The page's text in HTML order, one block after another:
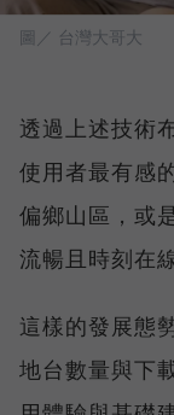
圖／ 台灣大哥大
透過上述技術
使用者最有感
偏鄉山區，或
流暢且時刻在
這樣的發展態
地台數量與下